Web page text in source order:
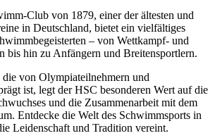
Club von 1879, einer der ältesten und
in Deutschland, bietet ein vielfältiges
– von Wettkampf- und
bis hin zu Anfängern und Breitensportlern.
von Olympiateilnehmern und
ist, legt der HSC besonderen Wert auf die
und die Zusammenarbeit mit dem
Entdecke die Welt des Schwimmsports in
Leidenschaft und Tradition vereint.